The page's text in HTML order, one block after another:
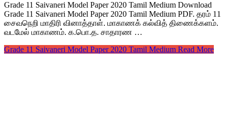
Grade 11 Saivaneri Model Paper 2020 Tamil Medium Download
Grade 11 Saivaneri Model Paper 2020 Tamil Medium PDF. தரம் 11
சைவநெறி மாதிரி வினாத்தாள். மாகாணக் கல்வித் திணைக்களம்.
வடமேல் மாகாணம். க.பொ.த. சாதாரண …
Grade 11 Saivaneri Model Paper 2020 Tamil Medium Read More